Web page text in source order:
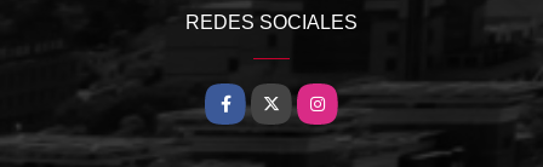
REDES SOCIALES
Facebook
X Instagram